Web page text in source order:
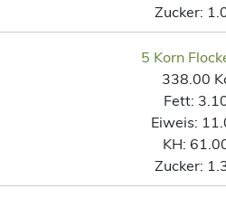
Zucker:
5 Korn
338.00
Fett:
Eiweis:
KH:
Zucker: